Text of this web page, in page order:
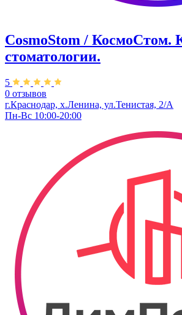
CosmoStom / КосмоСтом.
стоматологии.
5
0 отзывов
г.Краснодар, х.Ленина, ул.Тенистая, 2/А
Пн-Вс 10:00-20:00